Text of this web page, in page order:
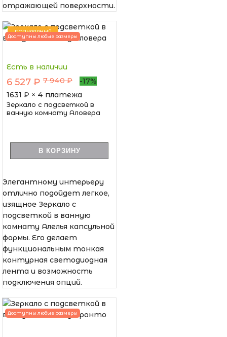
отражающей поверхности.
ПОПУЛЯРНЫЙ
Доступны любые размеры
Есть в наличии
6 527 ₽ 7 940 ₽
-17%
1631 ₽ × 4 платежа
Зеркало с подсветкой в
ванную комнату Аловера
В КОРЗИНУ
Элегантному интерьеру
отлично подойдет легкое,
изящное Зеркало с
подсветкой в ванную
комнату Алелья капсульной
формы. Его делает
функциональным тонкая
контурная светодиодная
лента и возможность
подключения опций.
Доступны любые размеры